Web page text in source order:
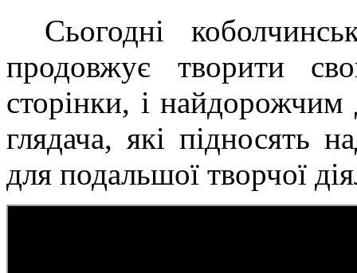
Сьогодні
продовжує творити
сторінки, і найдорожчим
глядача, які підносять
для подальшої творчої